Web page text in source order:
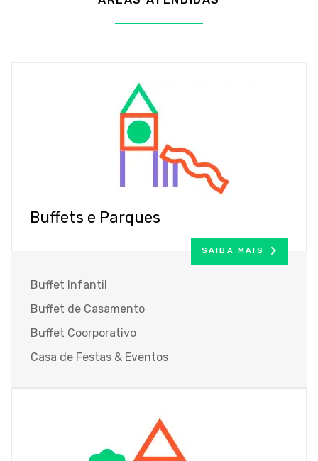
Buffets e Parques
SAIBA MAIS
Buffet Infantil
Buffet de Casamento
Buffet Coorporativo
Casa de Festas & Eventos